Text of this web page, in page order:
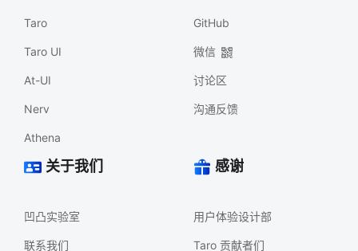
Taro
Taro UI
At-UI
Nerv
Athena
GitHub
微信
讨论区
沟通反馈
关于我们
凹凸实验室
联系我们
感谢
用户体验设计部
Taro 贡献者们